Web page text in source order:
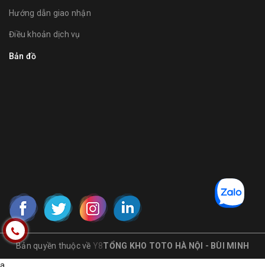
Hướng dẫn giao nhận
Điều khoản dịch vụ
Bản đồ
Bản quyền thuộc về Y8TỔNG KHO TOTO HÀ NỘI - BÙI MINH